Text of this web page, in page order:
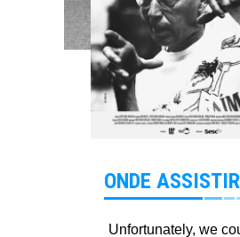
ONDE ASSISTIR